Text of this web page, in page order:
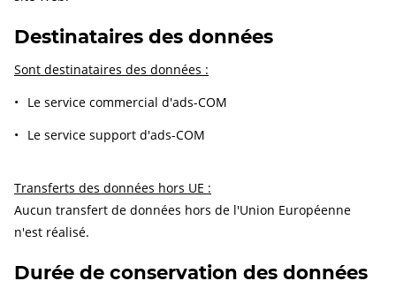
Destinataires des données
Sont destinataires des données :
Le service commercial d'ads-COM
Le service support d'ads-COM
Transferts des données hors UE :
Aucun transfert de données hors de l'Union Européenne
n'est réalisé.
Durée de conservation des données